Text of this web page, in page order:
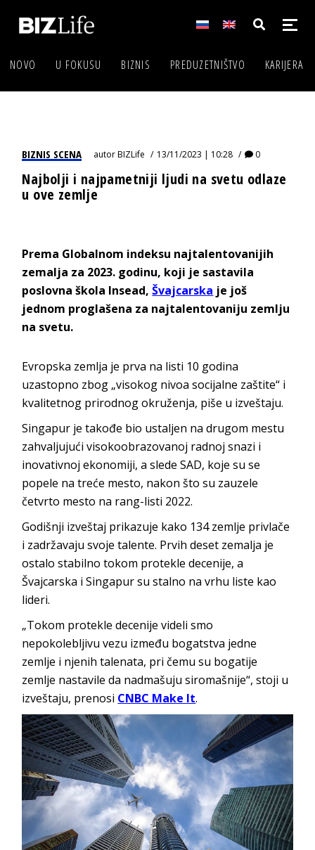
NOVO U FOKUSU BIZNIS PREDUZETNIŠTVO KARIJERA
BIZNIS SCENA autorBIZLife 13/11/2023 | 10:28 0
Najbolji i najpametniji ljudi na svetu odlaze
u ove zemlje
Prema Globalnom indeksu najtalentovanijih
zemalja za 2023. godinu, koji je sastavila
poslovna škola Insead,Švajcarska je još
jednom proglašena za najtalentovaniju zemlju
na svetu.
Evropska zemlja je prva na listi 10 godina
uzastopno zbog „visokog nivoa socijalne zaštite“ i
kvalitetnog prirodnog okruženja, piše u izveštaju.
Singapur je takođe bio ustaljen na drugom mestu
zahvaljujući visokoobrazovanoj radnoj snazi i
inovativnoj ekonomiji, a slede SAD, koje su se
popele na treće mesto, nakon što su zauzele
četvrto mesto na rang-listi 2022.
Godišnji izveštaj prikazuje kako 134 zemlje privlače
i zadržavaju svoje talente. Prvih deset zemalja je
ostalo stabilno tokom protekle decenije, a
Švajcarska i Singapur su stalno na vrhu liste kao
lideri.
„Tokom protekle decenije videli smo
nepokolebljivu vezu između bogatstva jedne
zemlje i njenih talenata, pri čemu su bogatije
zemlje nastavile da nadmašuju siromašnije“, stoji u
izveštaju, prenosi CNBC Make It.